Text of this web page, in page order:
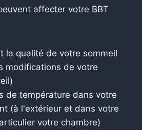
affecter votre BBT
la qualité de votre sommeil
modifications de votre
de température dans votre
(à l'extérieur et dans votre
votre chambre)